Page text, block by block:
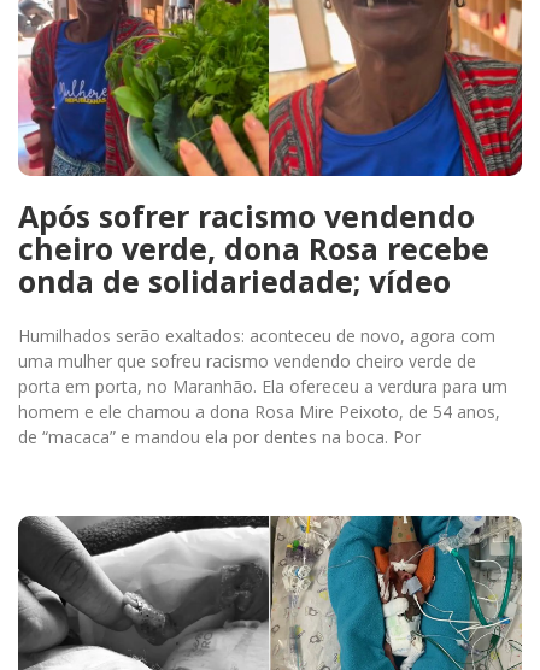
Após sofrer racismo vendendo
cheiro verde, dona Rosa recebe
onda de solidariedade; vídeo
Humilhados serão exaltados: aconteceu de novo, agora com
uma mulher que sofreu racismo vendendo cheiro verde de
porta em porta, no Maranhão. Ela ofereceu a verdura para um
homem e ele chamou a dona Rosa Mire Peixoto, de 54 anos,
de “macaca” e mandou ela por dentes na boca. Por